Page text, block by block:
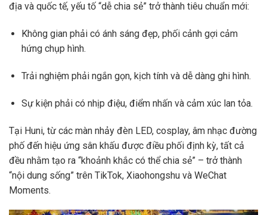
địa và quốc tế, yếu tố “dễ chia sẻ” trở thành tiêu chuẩn mới:
Không gian phải có ánh sáng đẹp, phối cảnh gợi cảm
hứng chụp hình.
Trải nghiệm phải ngắn gọn, kịch tính và dễ dàng ghi hình.
Sự kiện phải có nhịp điệu, điểm nhấn và cảm xúc lan tỏa.
Tại Huni, từ các màn nhảy đèn LED, cosplay, âm nhạc đường
phố đến hiệu ứng sân khấu được điều phối định kỳ, tất cả
đều nhằm tạo ra “khoảnh khắc có thể chia sẻ” – trở thành
“nội dung sống” trên TikTok, Xiaohongshu và WeChat
Moments.